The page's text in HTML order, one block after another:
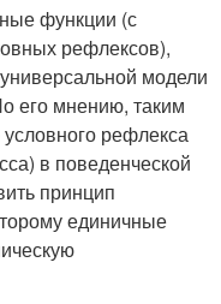
функции (с
рефлексов),
модели
его мнению, таким
рефлекса
в поведенческой
принцип
единичные